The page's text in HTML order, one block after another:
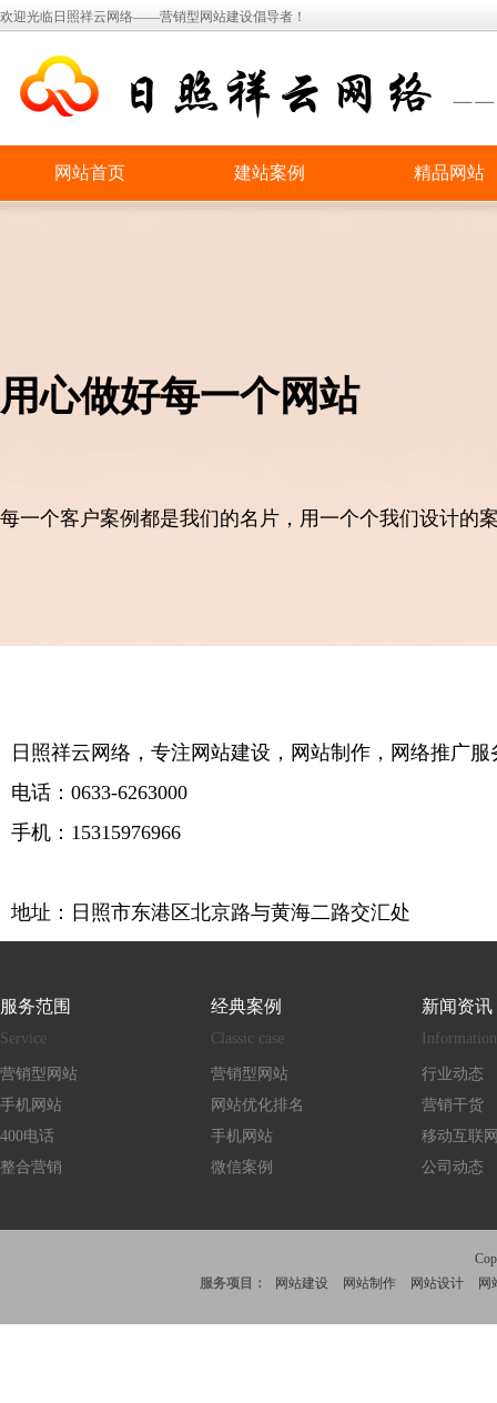
欢迎光临日照祥云网络——营销型网站建设倡导者！
网站首页 建站案例 精品网站
用心做好每一个网站
每一个客户案例都是我们的名片，用一个个我们设计的
日照祥云网络，专注网站建设，网站制作，网络推广服
电话：0633-6263000
手机：15315976966
地址：日照市东港区北京路与黄海二路交汇处
服务范围
Service
营销型网站
手机网站
400电话
整合营销
经典案例
Classic case
营销型网站
网站优化排名
手机网站
微信案例
新闻资讯
Information
行业动态
营销干货
移动互联
公司动态
服务项目：
网站建设 网站制作 网站设计 网